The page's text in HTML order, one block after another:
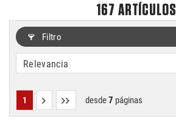
167 ARTÍCULOS
Filtro
1 desde7 páginas